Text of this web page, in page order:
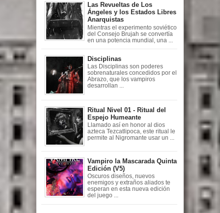
Las Revueltas de Los
Ángeles y los Estados Libres
Anarquistas
Mientras el experimento soviético
del Consejo Brujah se convertía
en una potencia mundial, una ...
Disciplinas
Las Disciplinas son poderes
sobrenaturales concedidos por el
Abrazo, que los vampiros
desarrollan ...
Ritual Nivel 01 - Ritual del
Espejo Humeante
Llamado así en honor al dios
azteca Tezcatlipoca, este ritual le
permite al Nigromante usar un ...
Vampiro la Mascarada Quinta
Edición (V5)
Oscuros diseños, nuevos
enemigos y extraños aliados te
esperan en esta nueva edición
del juego ...